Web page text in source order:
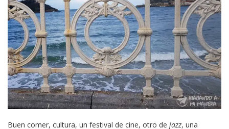
Buen comer, cultura, un festival de cine, otro de jazz, una